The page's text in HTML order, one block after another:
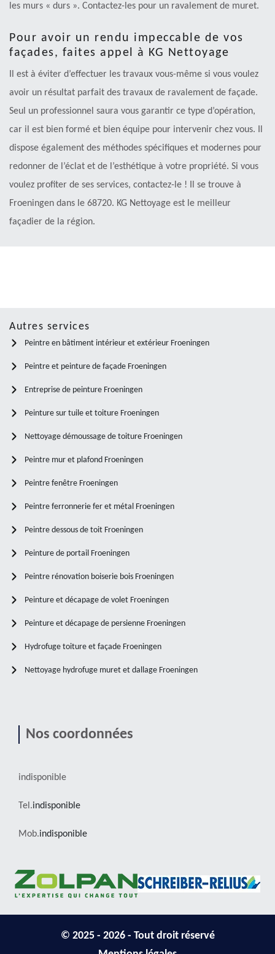
les murs « durs ». Contactez-les pour un ravalement de muret.
Pour avoir un rendu impeccable de vos
façades, faites appel à KG Nettoyage
Il est à éviter d’effectuer les travaux vous-même si vous voulez
avoir un résultat parfait des travaux de ravalement de façade.
Seul un professionnel saura vous garantir ce type d’opération,
car il est bien formé et bien équipe pour intervenir chez vous. Il
dispose également des méthodes spécifiques et modernes pour
redonner de l’éclat et de l’esthétique à votre propriété. Si vous
voulez profiter de ses services, contactez-le ! Il se trouve à
Froeningen dans le 68720. KG Nettoyage est le meilleur
façadier de la région.
Autres services
Peintre en bâtiment intérieur et extérieur Froeningen
Peintre et peinture de façade Froeningen
Entreprise de peinture Froeningen
Peinture sur tuile et toiture Froeningen
Nettoyage démoussage de toiture Froeningen
Peintre mur et plafond Froeningen
Peintre fenêtre Froeningen
Peintre ferronnerie fer et métal Froeningen
Peintre dessous de toit Froeningen
Peinture de portail Froeningen
Peintre rénovation boiserie bois Froeningen
Peinture et décapage de volet Froeningen
Peinture et décapage de persienne Froeningen
Hydrofuge toiture et façade Froeningen
Nettoyage hydrofuge muret et dallage Froeningen
Nos coordonnées
indisponible
Tel.indisponible
Mob.indisponible
© 2025 - 2026 - Tout droit réservé